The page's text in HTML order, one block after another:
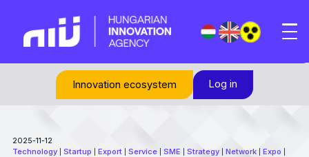
Innovation ecosystem Log in
2025-11-12
Technology| Startup Export| Service| SME Strategy| Network| Expo